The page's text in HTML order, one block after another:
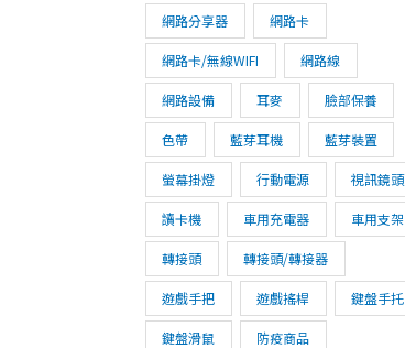
網路分享器 網路卡
網路卡/無線WIFI 網路線
網路設備 耳麥 臉部保養
色帶 藍芽耳機 藍芽裝置
螢幕掛燈 行動電源 視訊鏡頭
讀卡機 車用充電器 車用支架
轉接頭 轉接頭/轉接器
遊戲手把 遊戲搖桿 鍵盤手托
鍵盤滑鼠 防疫商品